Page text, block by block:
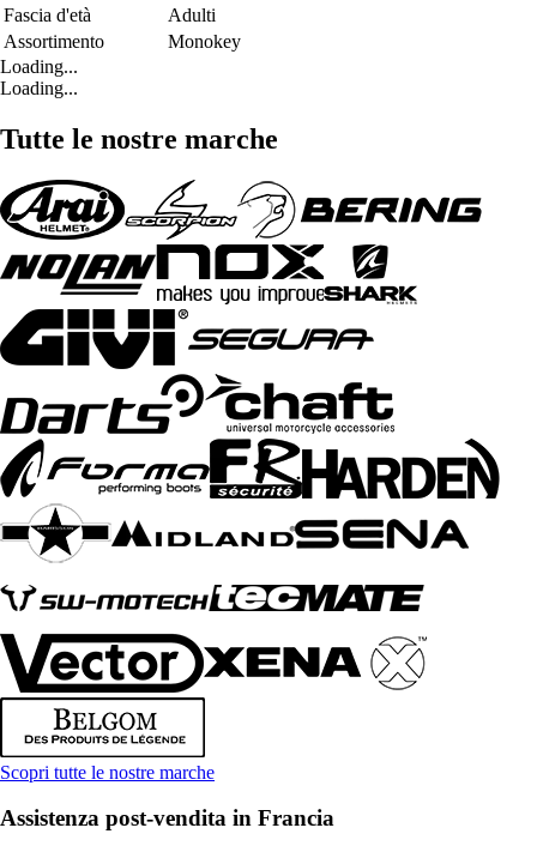
Fascia d'età
Adulti
Assortimento
Monokey
Loading...
Loading...
Tutte le nostre marche
Scopri tutte le nostre marche
Assistenza post-vendita in Francia